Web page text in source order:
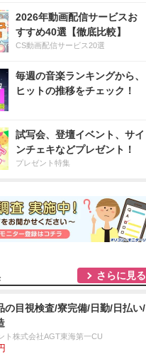
2026年動画配信サービスお
すすめ40選【徹底比較】
CS動画配信サービス20選
毎週の音楽ランキングから、
ヒットの推移をチェック！
試写会、登壇イベント、サイ
ンチェキなどプレゼント！
プレゼント特集
さらに見る
の目視検査/寮完備/日勤/日払い/
ト株式会社AGT東海第一CU